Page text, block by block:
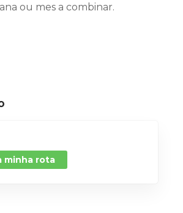
ou mes a combinar.
minha rota